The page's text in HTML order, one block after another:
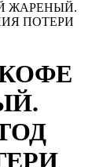
ЖАРЕНЫЙ.
ПОТЕРИ
КОФЕ